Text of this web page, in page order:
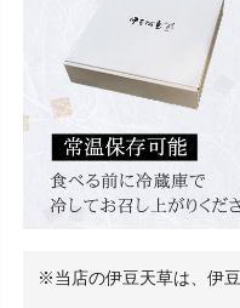
当店の伊豆天草は、伊